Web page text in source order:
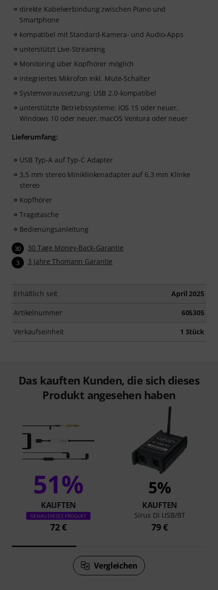
direkte Kabelverbindung zwischen Piano und
Smartphone
kompatibel mit Standard-Kamera- und Audio-Apps
unterstützt Live-Streaming
Monitoring über Kopfhörer möglich
integriertes Mikrofon inkl. Mute-Schalter
Systemvoraussetzung: USB 2.0-kompatibel
unterstützte Betriebssysteme: iOS 15 oder neuer,
Windows 10 oder neuer, macOS Ventura oder neuer
Lieferumfang:
USB Typ-A auf Typ-C Adapter
3,5 mm stereo Miniklinkenadapter auf 6,3 mm Klinke
stereo
Kopfhörer
Tragetasche
Bedienungsanleitung
30 30 Tage Money-Back-Garantie
3 3 Jahre Thomann Garantie
Erhältlich seit April 2025
Artikelnummer 605305
Verkaufseinheit 1 Stück
Das kauften Kunden, die sich dieses
Produkt angesehen haben
51%
KAUFTEN
GENAU DIESES PRODUKT
72 €
5%
KAUFTEN
Sirus DI USB/BT
79 €
Vergleichen